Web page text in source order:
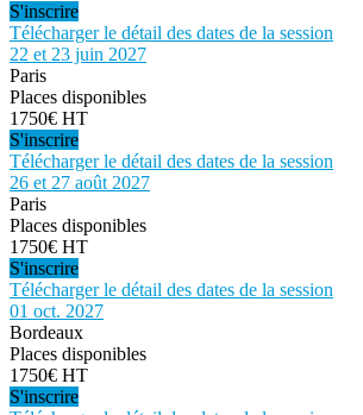
S'inscrire
Télécharger le détail des dates de la session
22 et 23 juin 2027
Paris
Places disponibles
1750€ HT
S'inscrire
Télécharger le détail des dates de la session
26 et 27 août 2027
Paris
Places disponibles
1750€ HT
S'inscrire
Télécharger le détail des dates de la session
01 oct. 2027
Bordeaux
Places disponibles
1750€ HT
S'inscrire